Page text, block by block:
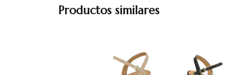
Productos similares